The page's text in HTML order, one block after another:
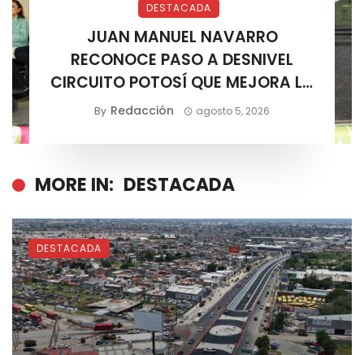
DESTACADA
JUAN MANUEL NAVARRO
RECONOCE PASO A DESNIVEL
CIRCUITO POTOSÍ QUE MEJORA LA
MOVILIDAD METROPOLITANA
By Redacción agosto 5, 2026
MORE IN: DESTACADA
DESTACADA